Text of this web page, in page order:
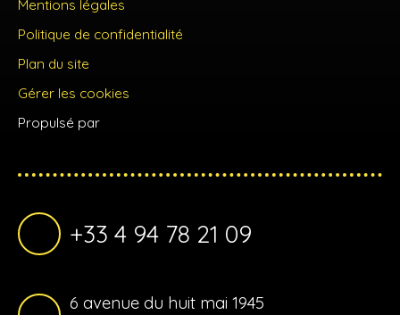
Mentions légales
Politique de confidentialité
Plan du site
Gérer les cookies
Propulsé par
+33 4 94 78 21 09
6 avenue du huit mai 1945